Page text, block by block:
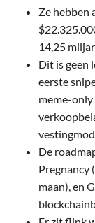
Ze hebben
14,25
Dit is geen
eerste
meme-
De
Pregnancy
maan), en